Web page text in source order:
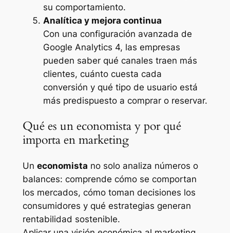
su comportamiento.
Analítica y mejora continua
Con una configuración avanzada de
Google Analytics 4, las empresas
pueden saber qué canales traen más
clientes, cuánto cuesta cada
conversión y qué tipo de usuario está
más predispuesto a comprar o reservar.
Qué es un economista y por qué
importa en marketing
Un economista no solo analiza números o
balances: comprende cómo se comportan
los mercados, cómo toman decisiones los
consumidores y qué estrategias generan
rentabilidad sostenible.